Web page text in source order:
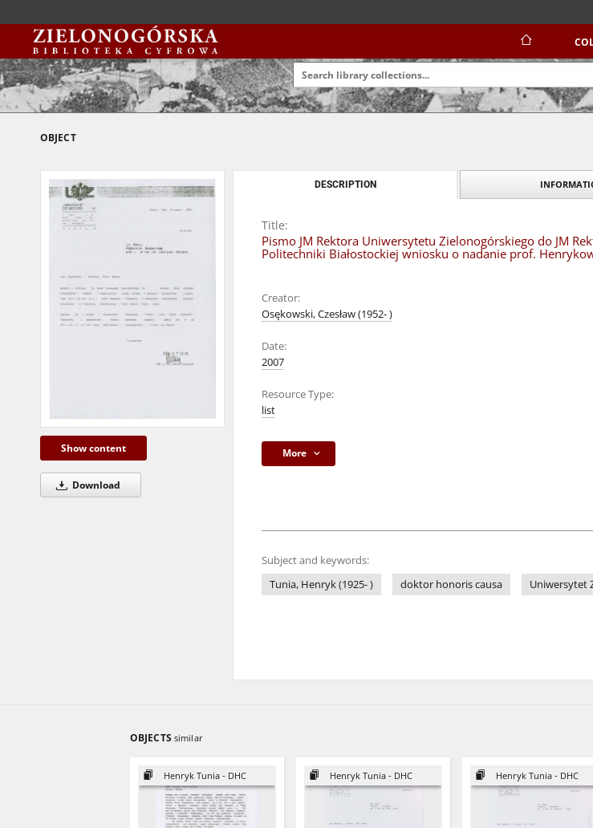
OBJECT
Show content
Download
DESCRIPTION
Title:
Pismo JM Rektora Uniwersytetu Zielonogórskiego do JM
Politechniki Białostockiej wniosku o nadanie prof.
Creator:
Osękowski, Czesław (1952- )
Date:
2007
Resource Type:
list
More
Subject and keywords:
Tunia, Henryk (1925- )
doktor honoris causa Uniwersytet
OBJECTS similar
Henryk Tunia - DHC Henryk Tunia - DHC Henryk Tunia - DHC